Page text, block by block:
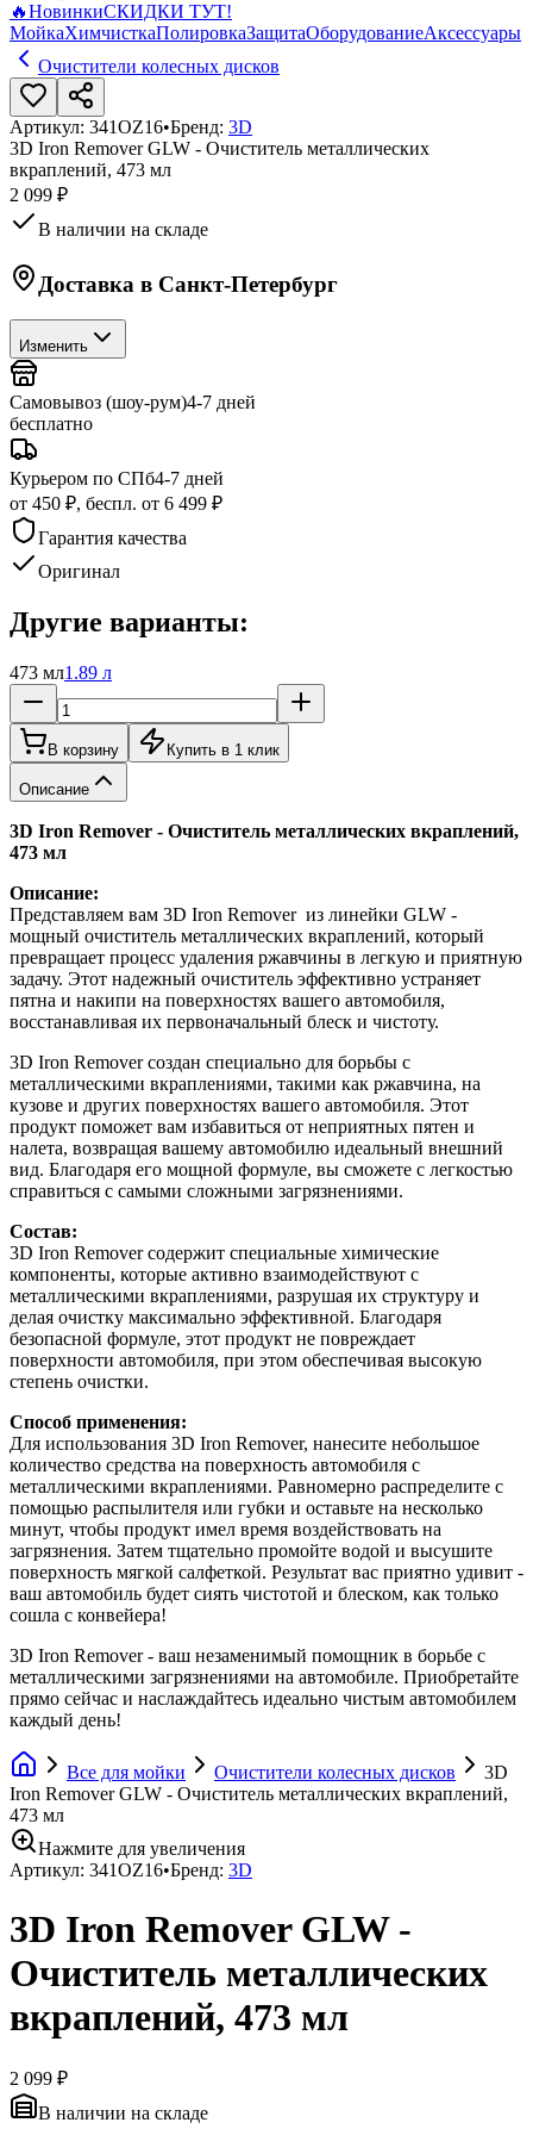
🔥НовинкиСКИДКИ ТУТ!
МойкаХимчисткаПолировкаЗащитаОборудованиеАксессуары
Очистители колесных дисков
Артикул: 341OZ16•Бренд: 3D
3D Iron Remover GLW - Очиститель металлических
вкраплений, 473 мл
2 099 ₽
В наличии на складе
Доставка в Санкт-Петербург
Изменить
Самовывоз (шоу-рум)4-7 дней
бесплатно
Курьером по СПб4-7 дней
от 450 ₽, беспл. от 6 499 ₽
Гарантия качества
Оригинал
Другие варианты:
473 мл1.89 л
В корзину Купить в 1 клик
Описание
3D Iron Remover - Очиститель металлических вкраплений,
473 мл
Описание:
Представляем вам 3D Iron Remover из линейки GLW -
мощный очиститель металлических вкраплений, который
превращает процесс удаления ржавчины в легкую и приятную
задачу. Этот надежный очиститель эффективно устраняет
пятна и накипи на поверхностях вашего автомобиля,
восстанавливая их первоначальный блеск и чистоту.
3D Iron Remover создан специально для борьбы с
металлическими вкраплениями, такими как ржавчина, на
кузове и других поверхностях вашего автомобиля. Этот
продукт поможет вам избавиться от неприятных пятен и
налета, возвращая вашему автомобилю идеальный внешний
вид. Благодаря его мощной формуле, вы сможете с легкостью
справиться с самыми сложными загрязнениями.
Состав:
3D Iron Remover содержит специальные химические
компоненты, которые активно взаимодействуют с
металлическими вкраплениями, разрушая их структуру и
делая очистку максимально эффективной. Благодаря
безопасной формуле, этот продукт не повреждает
поверхности автомобиля, при этом обеспечивая высокую
степень очистки.
Способ применения:
Для использования 3D Iron Remover, нанесите небольшое
количество средства на поверхность автомобиля с
металлическими вкраплениями. Равномерно распределите с
помощью распылителя или губки и оставьте на несколько
минут, чтобы продукт имел время воздействовать на
загрязнения. Затем тщательно промойте водой и высушите
поверхность мягкой салфеткой. Результат вас приятно удивит -
ваш автомобиль будет сиять чистотой и блеском, как только
сошла с конвейера!
3D Iron Remover - ваш незаменимый помощник в борьбе с
металлическими загрязнениями на автомобиле. Приобретайте
прямо сейчас и наслаждайтесь идеально чистым автомобилем
каждый день!
Все для мойки Очистители колесных дисков
3D
Iron Remover GLW - Очиститель металлических вкраплений,
473 мл
Нажмите для увеличения
Артикул: 341OZ16•Бренд: 3D
3D Iron Remover GLW -
Очиститель металлических
вкраплений, 473 мл
2 099 ₽
В наличии на складе